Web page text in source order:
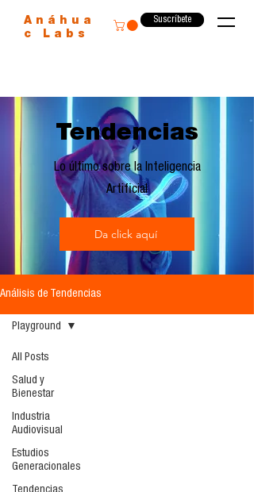
Anáhua
c Labs
Suscríbete
Tendencias
Lo último sobre la Inteligencia
Artificial
Da click aquí
Análisis de Tendencias
All Posts
Salud y
Bienestar
Industria
Audiovisual
Estudios
Generacionales
Playground